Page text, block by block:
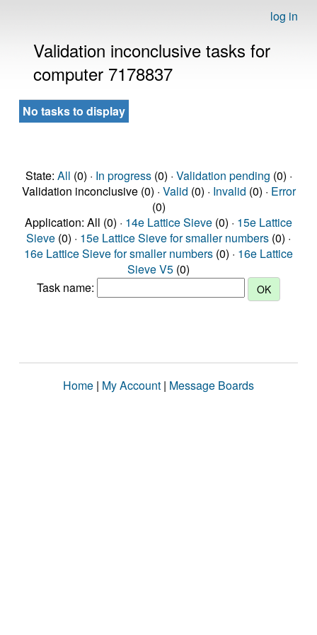
log in
Validation inconclusive tasks for
computer 7178837
No tasks to display
State: All (0) · In progress(0) · Validation pending (0) ·
Validation inconclusive (0) · Valid (0) · Invalid (0) · Error
(0)
Application: All (0) · 14e Lattice Sieve (0) · 15e Lattice
Sieve (0) · 15e Lattice Sieve for smaller numbers (0) ·
16e Lattice Sieve for smaller numbers (0) · 16e Lattice
Sieve V5 (0)
Task name:
Home | My Account | Message Boards